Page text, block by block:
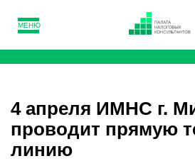
МЕНЮ
4 апреля ИМНС г.
проводит прямую
линию